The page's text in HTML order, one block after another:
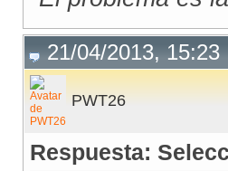
21/04/2013, 15:23
PWT26
Respuesta: